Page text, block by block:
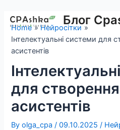
content
Блог
Home
Нейросітки
Інтелектуальні системи для
асистентів
для
асистентів
Byolga_cpa/09.10.2025/